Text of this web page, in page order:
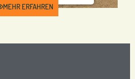
UAM-57
Dauer 9 Tage
Preis ab 2990 €
MEHR ERFAHREN